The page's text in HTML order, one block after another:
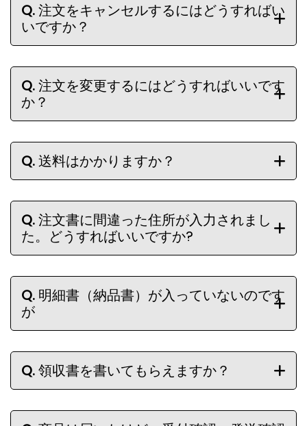
Q.注文をキャンセルするにはどうすればい
いですか？
Q.注文を変更するにはどうすればいいです
か？
Q.送料はかかりますか？
Q.注文書に間違った住所が入力されまし
た。どうすればいいですか?
Q. 明細書（納品書）が入っていないのです
が
Q.領収書を書いてもらえますか？